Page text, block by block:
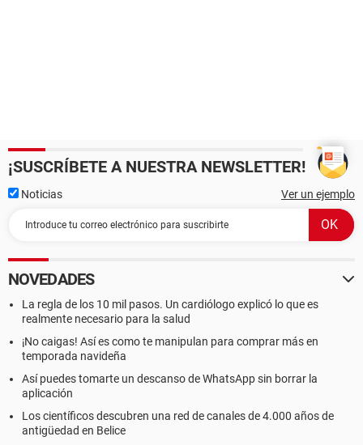
¡SUSCRÍBETE A NUESTRA NEWSLETTER!
Noticias Ver un ejemplo
NOVEDADES
La regla de los 10 mil pasos. Un cardiólogo explicó lo que es
realmente necesario para la salud
¡No caigas! Así es como te manipulan para comprar más en
temporada navideña
Así puedes tomarte un descanso de WhatsApp sin borrar la
aplicación
Los científicos descubren una red de canales de 4.000 años de
antigüedad en Belice